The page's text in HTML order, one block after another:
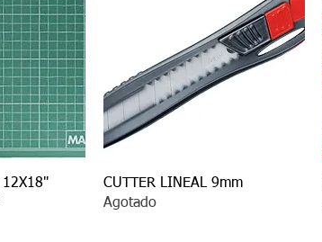
12X18"
Vista rápida
CUTTER LINEAL 9mm
Agotado